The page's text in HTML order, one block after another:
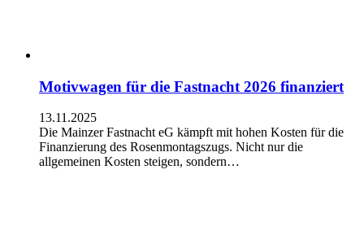
Motivwagen für die Fastnacht 2026 finanziert
13.11.2025
Die Mainzer Fastnacht eG kämpft mit hohen Kosten für die
Finanzierung des Rosenmontagszugs. Nicht nur die
allgemeinen Kosten steigen, sondern…